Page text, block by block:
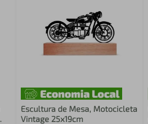
Escultura de Mesa, Motocicleta
Vintage 25x19cm